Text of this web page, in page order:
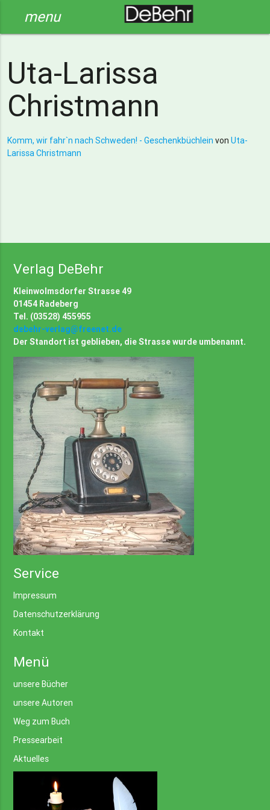
menu
Uta-Larissa
Christmann
Komm, wir fahr`n nach Schweden! - Geschenkbüchlein von Uta-
Larissa Christmann
Verlag DeBehr
Kleinwolmsdorfer Strasse 49
01454 Radeberg
Tel. (03528) 455955
debehr-verlag@freenet.de
Der Standort ist geblieben, die Strasse wurde umbenannt.
Service
Impressum
Datenschutzerklärung
Kontakt
Menü
unsere Bücher
unsere Autoren
Weg zum Buch
Pressearbeit
Aktuelles